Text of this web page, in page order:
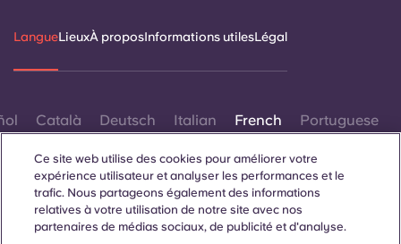
LangueLieuxÀ proposInformations utilesLégal
Català Deutsch Italian French Portuguese
Ce site web utilise des cookies pour améliorer votre
expérience utilisateur et analyser les performances et le
trafic. Nous partageons également des informations
relatives à votre utilisation de notre site avec nos
partenaires de médias sociaux, de publicité et d'analyse.